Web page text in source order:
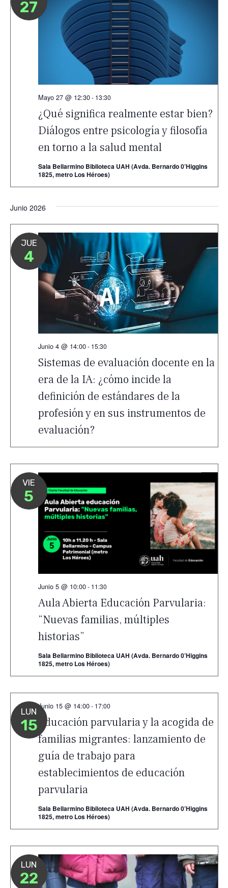
27
¿Qué significa realmente estar bien?
Diálogos entre psicología y filosofía
en torno a la salud mental
Mayo 27 @ 12:30- 13:30
Sala Bellarmino Biblioteca UAH (Avda. Bernardo 0’Higgins
1825, metro Los Héroes)
Junio 2026
JUE
4
Sistemas de evaluación docente en la
era de la IA: ¿cómo incide la
definición de estándares de la
profesión y en sus instrumentos de
evaluación?
Junio 4 @ 14:00- 15:30
VIE
5
Aula Abierta Educación Parvularia:
“Nuevas familias, múltiples
historias”
Junio 5 @ 10:00- 11:30
Sala Bellarmino Biblioteca UAH (Avda. Bernardo 0’Higgins
1825, metro Los Héroes)
LUN
15 Educación parvularia y la acogida de
familias migrantes: lanzamiento de
guía de trabajo para
establecimientos de educación
parvularia
Junio 15 @ 14:00- 17:00
Sala Bellarmino Biblioteca UAH (Avda. Bernardo 0’Higgins
1825, metro Los Héroes)
LUN
22